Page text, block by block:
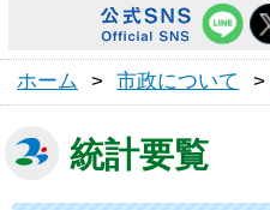
ホーム > 市政について >
統計要覧